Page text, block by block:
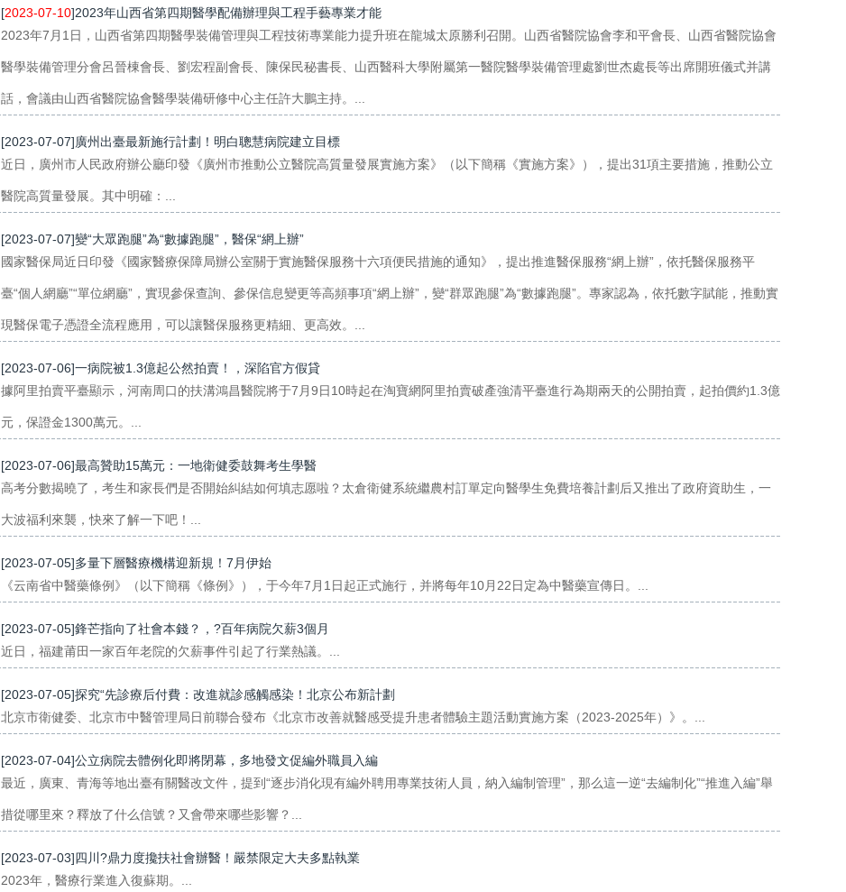
[2023-07-10]2023年山西省第四期醫學配備辦理與工程手藝專業才能
2023年7月1日，山西省第四期醫學裝備管理與工程技術專業能力提升班在龍城太原勝利召開。山西省醫院協會李和平會長、山西省醫院協會
醫學裝備管理分會呂晉棟會長、劉宏程副會長、陳保民秘書長、山西醫科大學附屬第一醫院醫學裝備管理處劉世杰處長等出席開班儀式并講
話，會議由山西省醫院協會醫學裝備研修中心主任許大鵬主持。...
[2023-07-07]廣州出臺最新施行計劃！明白聰慧病院建立目標
近日，廣州市人民政府辦公廳印發《廣州市推動公立醫院高質量發展實施方案》（以下簡稱《實施方案》），提出31項主要措施，推動公立
醫院高質量發展。其中明確：...
[2023-07-07]變“大眾跑腿”為“數據跑腿”，醫保“網上辦”
國家醫保局近日印發《國家醫療保障局辦公室關于實施醫保服務十六項便民措施的通知》，提出推進醫保服務“網上辦”，依托醫保服務平
臺“個人網廳”“單位網廳”，實現參保查詢、參保信息變更等高頻事項“網上辦”，變“群眾跑腿”為“數據跑腿”。專家認為，依托數字賦能，推動實
現醫保電子憑證全流程應用，可以讓醫保服務更精細、更高效。...
[2023-07-06]一病院被1.3億起公然拍賣！，深陷官方假貸
據阿里拍賣平臺顯示，河南周口的扶溝鴻昌醫院將于7月9日10時起在淘寶網阿里拍賣破產強清平臺進行為期兩天的公開拍賣，起拍價約1.3億
元，保證金1300萬元。...
[2023-07-06]最高贊助15萬元：一地衛健委鼓舞考生學醫
高考分數揭曉了，考生和家長們是否開始糾結如何填志愿啦？太倉衛健系統繼農村訂單定向醫學生免費培養計劃后又推出了政府資助生，一
大波福利來襲，快來了解一下吧！...
[2023-07-05]多量下層醫療機構迎新規！7月伊始
《云南省中醫藥條例》（以下簡稱《條例》），于今年7月1日起正式施行，并將每年10月22日定為中醫藥宣傳日。...
[2023-07-05]鋒芒指向了社會本錢？，?百年病院欠薪3個月
近日，福建莆田一家百年老院的欠薪事件引起了行業熱議。...
[2023-07-05]探究“先診療后付費：改進就診感觸感染！北京公布新計劃
北京市衛健委、北京市中醫管理局日前聯合發布《北京市改善就醫感受提升患者體驗主題活動實施方案（2023-2025年）》。...
[2023-07-04]公立病院去體例化即將閉幕，多地發文促編外職員入編
最近，廣東、青海等地出臺有關醫改文件，提到“逐步消化現有編外聘用專業技術人員，納入編制管理”，那么這一逆“去編制化”“推進入編”舉
措從哪里來？釋放了什么信號？又會帶來哪些影響？...
[2023-07-03]四川?鼎力度攙扶社會辦醫！嚴禁限定大夫多點執業
2023年，醫療行業進入復蘇期。...